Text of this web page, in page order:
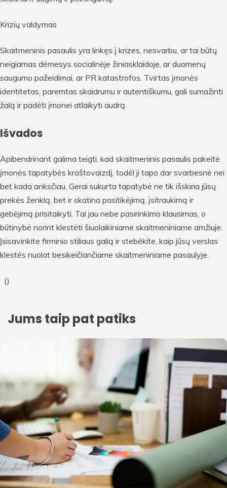
Krizių valdymas
Skaitmeninis pasaulis yra linkęs į krizes, nesvarbu, ar tai būtų
neigiamas dėmesys socialinėje žiniasklaidoje, ar duomenų
saugumo pažeidimai, ar PR katastrofos. Tvirtas įmonės
identitetas, paremtas skaidrumu ir autentiškumu, gali sumažinti
žalą ir padėti įmonei atlaikyti audrą.
Išvados
Apibendrinant galima teigti, kad skaitmeninis pasaulis pakeitė
įmonės tapatybės kraštovaizdį, todėl ji tapo dar svarbesnė nei
bet kada anksčiau. Gerai sukurta tapatybė ne tik išskiria jūsų
prekės ženklą, bet ir skatina pasitikėjimą, įsitraukimą ir
gebėjimą prisitaikyti. Tai jau nebe pasirinkimo klausimas, o
būtinybė norint klestėti šiuolaikiniame skaitmeniniame amžiuje.
Įsisavinkite firminio stiliaus galią ir stebėkite, kaip jūsų verslas
klestės nuolat besikeičiančiame skaitmeniniame pasaulyje.
()
Jums taip pat patiks